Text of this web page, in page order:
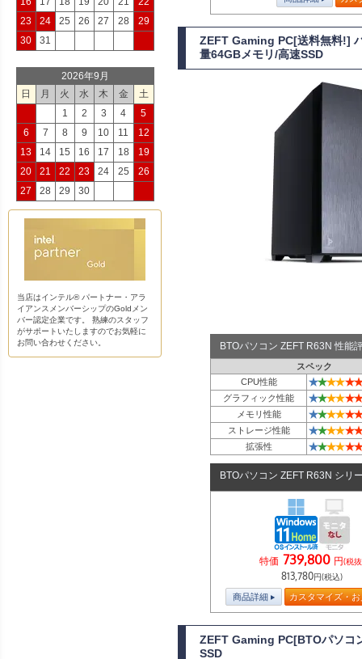
ZEFT Gaming PC[送料無料!]
量64GBメモリ/高速SSD
BTOパソコン ZEFT R63N 性能
スペック
CPU性能
★★★★★★
グラフィック性能 ★★★★★★
メモリ性能 ★★★★★★
ストレージ性能 ★★★★★★
拡張性 ★★★★★★
BTOパソコン ZEFT R63N シリ
特価 739,800 円(税
813,780円(税込)
商品詳細 カスタマイズ・
ZEFT Gaming PC[BTOパソコ
SSD
23
24 25 26 27 28
29
30
31
2026年9月
日
月 火 水 木 金
土
1
2 3 4
5
6
7 8 9 10 11
12
13
14 15 16 17 18
19
20
21 22 23 24 25
26
27
28 29 30
当店はインテル® パートナー・アラ
イアンスメンバーシップのGoldメン
バー認定企業です。 熟練のスタッフ
がサポートいたしますのでお気軽に
お問い合わせください。